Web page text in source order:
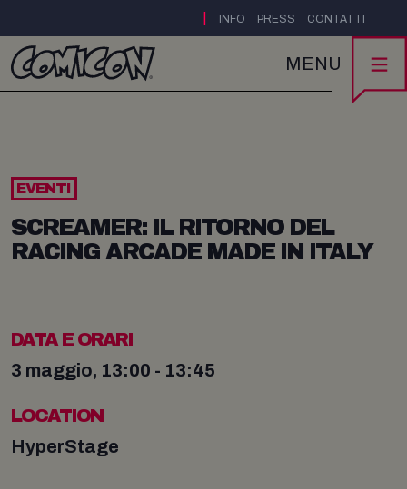
INFO PRESS CONTATTI
MENU
EVENTI
SCREAMER: IL RITORNO DEL
RACING ARCADE MADE IN ITALY
DATA E ORARI
3 maggio, 13:00 - 13:45
LOCATION
HyperStage